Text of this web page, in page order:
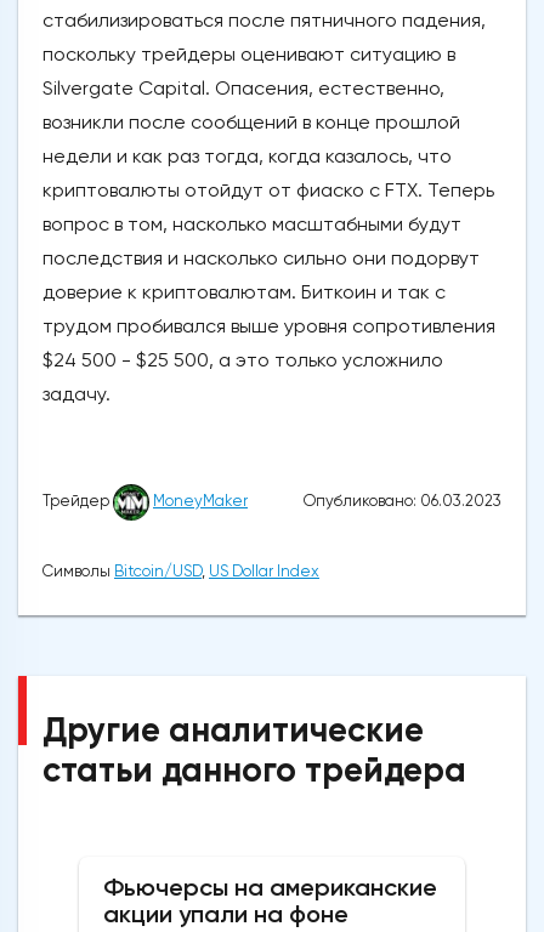
стабилизироваться после пятничного падения,
поскольку трейдеры оценивают ситуацию в
Silvergate Capital. Опасения, естественно,
возникли после сообщений в конце прошлой
недели и как раз тогда, когда казалось, что
криптовалюты отойдут от фиаско с FTX. Теперь
вопрос в том, насколько масштабными будут
последствия и насколько сильно они подорвут
доверие к криптовалютам. Биткоин и так с
трудом пробивался выше уровня сопротивления
$24 500 - $25 500, а это только усложнило
задачу.
Трейдер MoneyMaker Опубликовано: 06.03.2023
Символы Bitcoin/USD, US Dollar Index
Другие аналитические
статьи данного трейдера
Фьючерсы на американские
акции упали на фоне